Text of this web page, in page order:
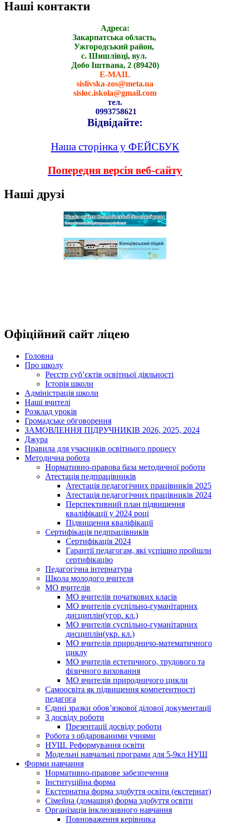
Наші контакти
Адреса:
Закарпатська область,
Ужгородський район,
с. Шишлівці, вул.
Добо Іштвана, 2 (89420)
E-MAIL
sislivska-zos@meta.ua
sisloc.iskola@gmail.com
тел.
0993758621
Відвідайте:
Наша сторінка у ФЕЙСБУК
Попередня версія веб-сайту
Наші друзі
Офіційний сайт ліцею
Головна
Про школу
Реєстр суб’єктів освітньої діяльності
Історія школи
Адміністрація школи
Наші вчителі
Розклад уроків
Громадське обговорення
ЗАМОВЛЕННЯ ПІДРУЧНИКІВ 2026, 2025, 2024
Джура
Правила для учасників освітнього процесу
Методична робота
Нормативно-правова база методичної роботи
Атестація педпрацівників
Атестація педагогічних працівників 2025
Атестація педагогічних працівників 2024
Перспективний план підвищення
кваліфікації у 2024 році
Підвищення кваліфікації
Сертифікація педпрацівників
Сертифікація 2024
Гарантії педагогам, які успішно пройшли
сертифікацію
Педагогічна інтернатура
Школа молодого вчителя
МО вчителів
МО вчителів початкових класів
МО вчителів суспільно-гуманітарних
дисциплін(угор. кл.)
МО вчителів суспільно-гуманітарних
дисциплін(укр. кл.)
МО вчителів природничо-математичного
циклу
МО вчителів естетичного, трудового та
фізичного виховання
МО вчителів природничого цикли
Самоосвіта як підвищення компетентності
педагога
Єдині зразки обов’язкової ділової документації
З досвіду роботи
Презентації досвіду роботи
Робота з обдарованими учнями
НУШ. Реформування освіти
Модельні навчальні програми для 5-9кл НУШ
Форми навчання
Нормативно-правове забезпечення
Інституційна форма
Екстернатна форма здобуття освіти (екстернат)
Сімейна (домашня) форма здобуття освіти
Організація інклюзивного навчання
Повноваження керівника